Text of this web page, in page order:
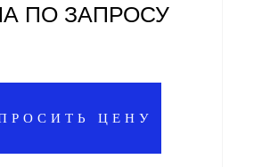
ПО ЗАПРОСУ
ЦЕНУ